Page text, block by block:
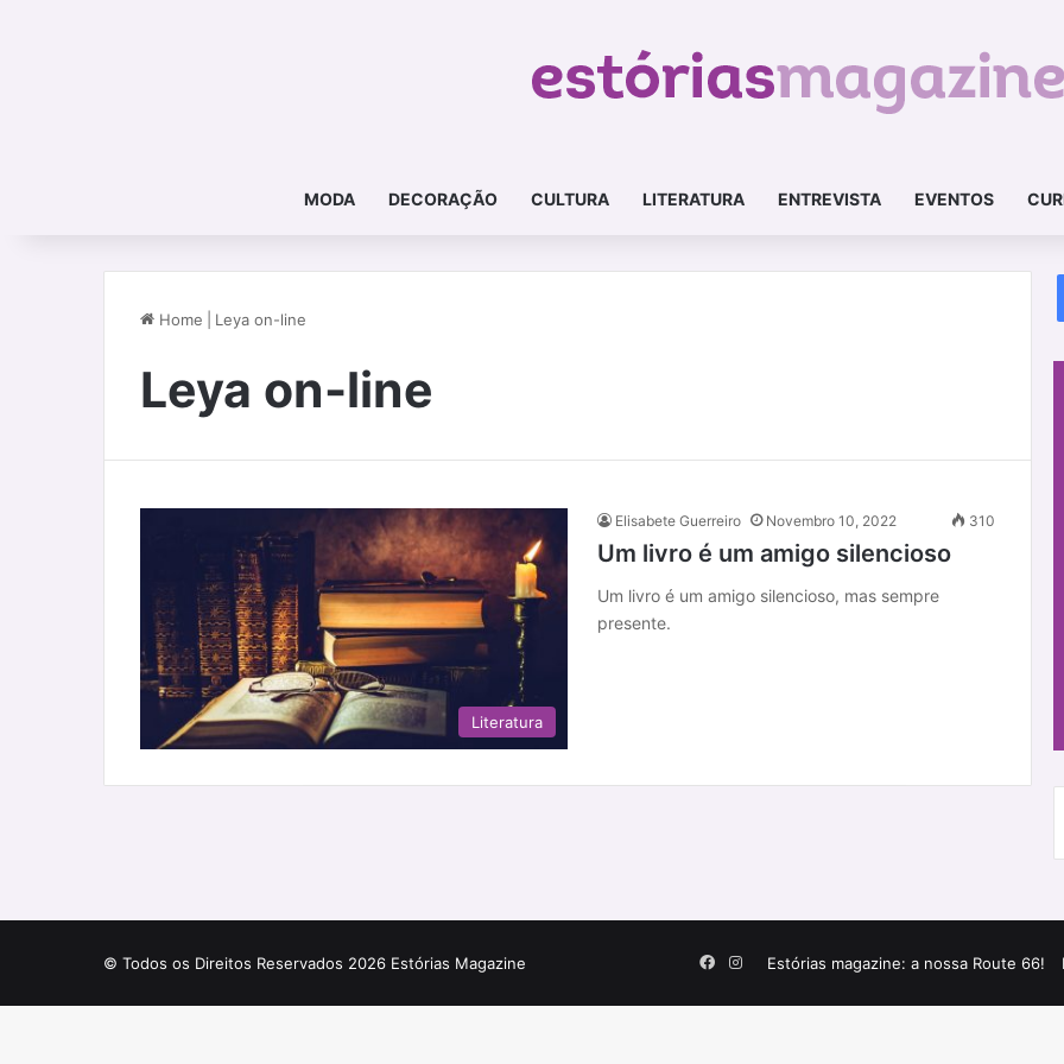
MODA DECORAÇÃO CULTURA LITERATURA ENTREVISTA EVENTOS
Home Leya on-line
Leya on-line
Literatura
Elisabete Guerreiro Novembro 10, 2022 310
Um livro é um amigo silencioso
Um livro é um amigo silencioso, mas sempre
presente.
© Todos os Direitos Reservados 2026 Estórias Magazine Estórias magazine: a nossa Route 66!
Facebook
Instagram